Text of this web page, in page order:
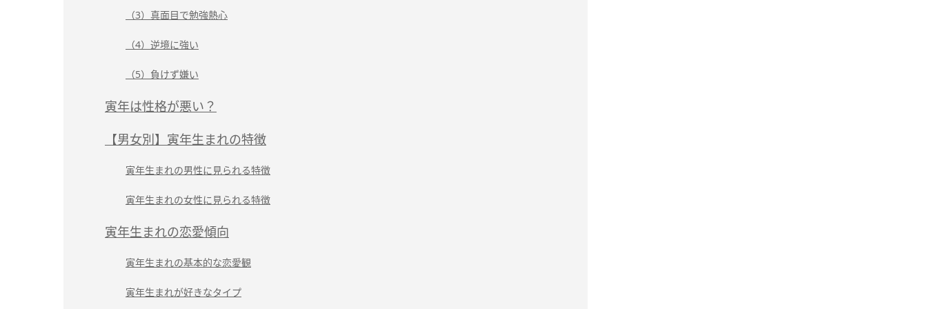
（3）真面目で勉強熱心
（4）逆境に強い
（5）負けず嫌い
寅年は性格が悪い？
【男女別】寅年生まれの特徴
寅年生まれの男性に見られる特徴
寅年生まれの女性に見られる特徴
寅年生まれの恋愛傾向
寅年生まれの基本的な恋愛観
寅年生まれが好きなタイプ